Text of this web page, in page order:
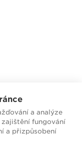
a analýze
fungování
a přizpůsobení